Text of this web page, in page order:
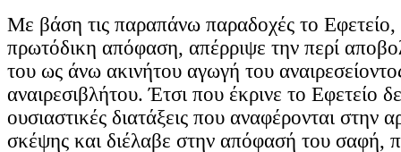
Με βάση τις παραπάνω παραδοχές το Εφετείο,
πρωτόδικη απόφαση, απέρριψε την περί
του ως άνω ακινήτου αγωγή του
αναιρεσιβλήτου. Έτσι που έκρινε το Εφετείο
ουσιαστικές διατάξεις που αναφέρονται στην
σκέψης και διέλαβε στην απόφασή του σαφή,